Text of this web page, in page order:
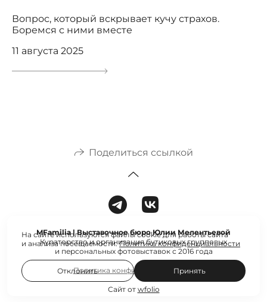
Вопрос, который вскрывает кучу страхов.
Боремся с ними вместе
11 августа 2025
Поделиться ссылкой
MFamilia | Выставочное бюро Юлии Мелентьевой
Кураторство и организация бутиковых групповых
и персональных фотовыставок с 2016 года
Политика конфиденциальности
Сайт от wfolio
На сайте используются файлы cookie для работы сайта
и анализа посещаемости.Политика конфиденциальности
Отклонить Принять